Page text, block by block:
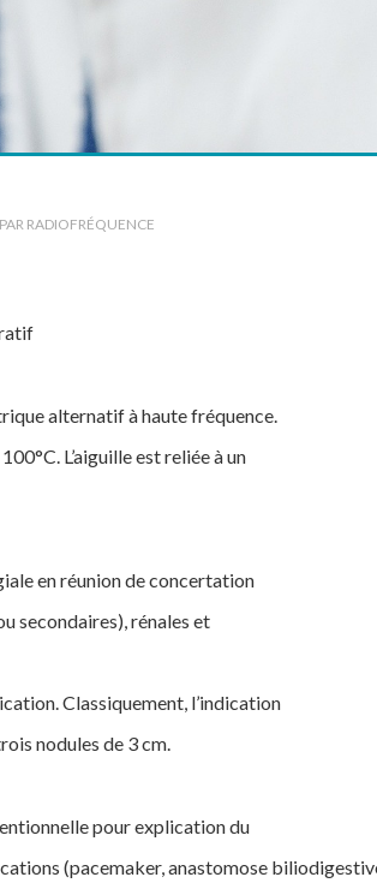
RADIOFRÉQUENCE
alternatif à haute fréquence.
L’aiguille est reliée à un
en réunion de concertation
secondaires), rénales et
Classiquement, l’indication
nodules de 3 cm.
pour explication du
(pacemaker, anastomose